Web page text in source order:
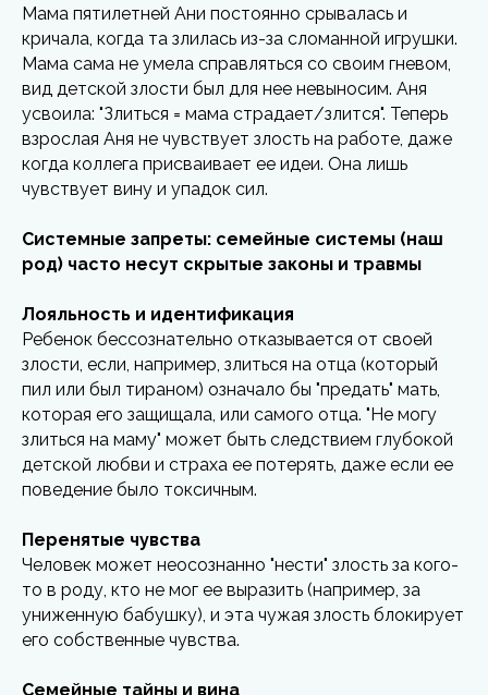
Мама пятилетней Ани постоянно срывалась и
кричала, когда та злилась из-за сломанной игрушки.
Мама сама не умела справляться со своим гневом,
вид детской злости был для нее невыносим. Аня
усвоила: "Злиться = мама страдает/злится". Теперь
взрослая Аня не чувствует злость на работе, даже
когда коллега присваивает ее идеи. Она лишь
чувствует вину и упадок сил.
Системные запреты: семейные системы (наш
род) часто несут скрытые законы и травмы
Лояльность и идентификация
Ребенок бессознательно отказывается от своей
злости, если, например, злиться на отца (который
пил или был тираном) означало бы "предать" мать,
которая его защищала, или самого отца. "Не могу
злиться на маму" может быть следствием глубокой
детской любви и страха ее потерять, даже если ее
поведение было токсичным.
Перенятые чувства
Человек может неосознанно "нести" злость за кого-
то в роду, кто не мог ее выразить (например, за
униженную бабушку), и эта чужая злость блокирует
его собственные чувства.
Семейные тайны и вина